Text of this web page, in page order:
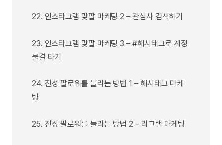
22. 인스타그램 맞팔 마케팅 2 – 관심사 검색하기
23. 인스타그램 맞팔 마케팅 3 – #해시태그로 계정
물결 타기
24. 진성 팔로워를 늘리는 방법 1 – 해시태그 마케
팅
25. 진성 팔로워를 늘리는 방법 2 – 리그램 마케팅